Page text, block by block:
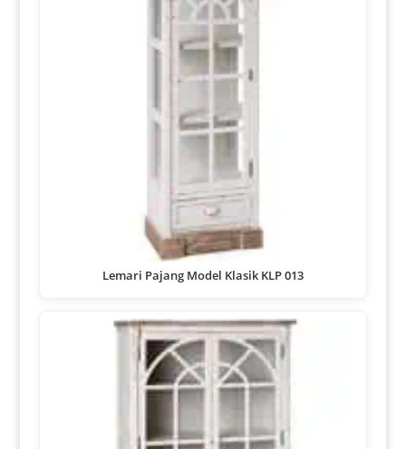
Lemari Pajang Model Klasik KLP 013